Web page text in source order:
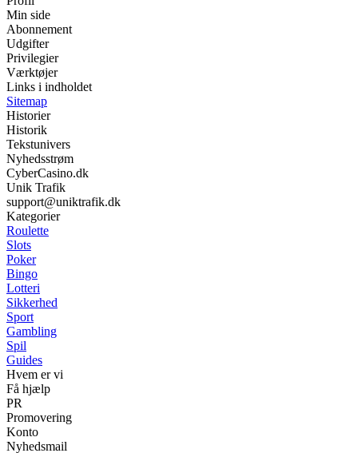
Min side
Abonnement
Udgifter
Privilegier
Værktøjer
Links i indholdet
Sitemap
Historier
Historik
Tekstunivers
Nyhedsstrøm
CyberCasino.dk
Unik Trafik
support@uniktrafik.dk
Kategorier
Roulette
Slots
Poker
Bingo
Lotteri
Sikkerhed
Sport
Gambling
Spil
Guides
Hvem er vi
Få hjælp
PR
Promovering
Konto
Nyhedsmail